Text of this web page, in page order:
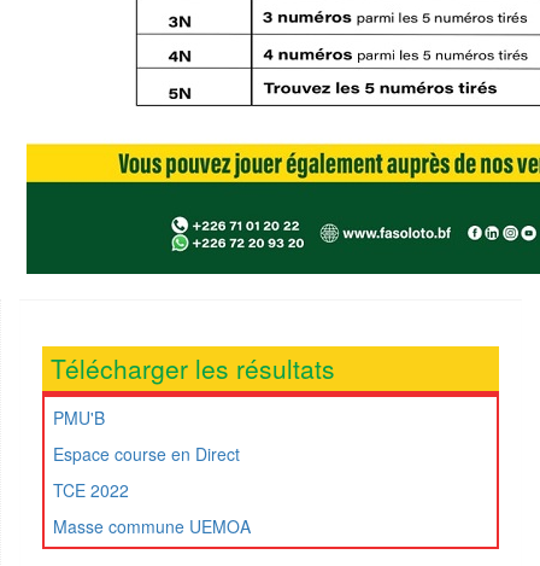
Télécharger les résultats
PMU'B
Espace course en Direct
TCE 2022
Masse commune UEMOA